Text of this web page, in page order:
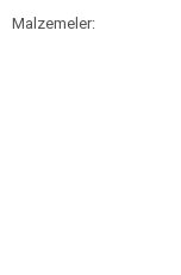
Malzemeler: